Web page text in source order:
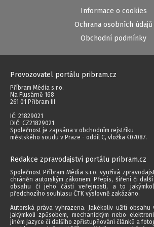
Informace o cookies
Ochrana osobních údajů
Obchodní podmínky
Provozovatel portálu pribram.cz
Příbram Média s.r.o.
Na Flusárně 168
261 01 Příbram III
IČ: 21829021
DIČ: CZ21829021
Společnost je zapsána v obchodním rejstříku
městského soudu v Praze - oddíl C, vložka 407087.
Redakce zpravodajství portálu pribram.cz
Společnost Příbram Média s.r.o. využívá
chráněn autorským zákonem. Přepis, šíření či
obsahu či jeho části veřejnosti, a to
předchozího souhlasu ČTK výslovně zakázáno.
Autorská práva vyhrazena. Jakékoliv užití
jakýmkoli způsobem, mechanickým nebo
jiném jazyce či dalšího zpřístupňování článků a